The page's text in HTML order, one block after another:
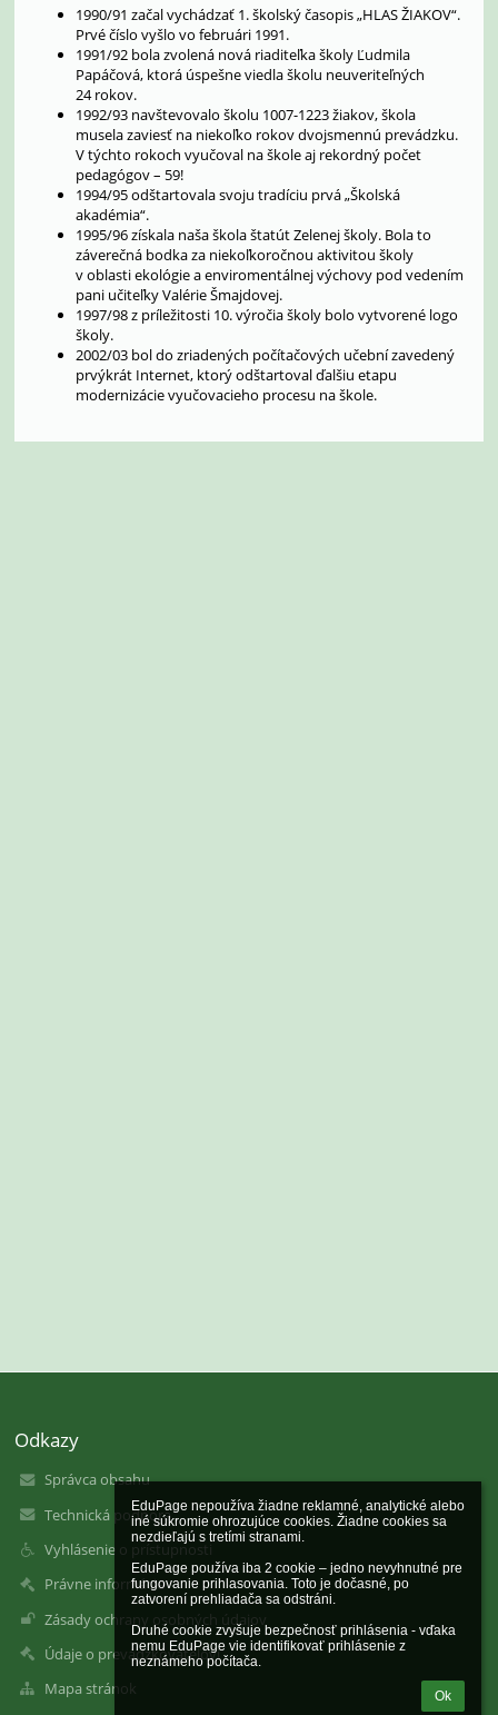
EduPage nepoužíva žiadne reklamné, analytické alebo
iné súkromie ohrozujúce cookies. Žiadne cookies sa
nezdieľajú s tretími stranami.
EduPage používa iba 2 cookie – jedno nevyhnutné pre
fungovanie prihlasovania. Toto je dočasné, po
zatvorení prehliadača sa odstráni.
Druhé cookie zvyšuje bezpečnosť prihlásenia - vďaka
nemu EduPage vie identifikovať prihlásenie z
neznámeho počítača.
Ok
1990/91 začal vychádzať 1. školský časopis „HLAS ŽIAKOV“.
Prvé číslo vyšlo vo februári 1991.
1991/92 bola zvolená nová riaditeľka školy Ľudmila
Papáčová, ktorá úspešne viedla školu neuveriteľných
24 rokov.
1992/93 navštevovalo školu 1007-1223 žiakov, škola
musela zaviesť na niekoľko rokov dvojsmennú prevádzku.
V týchto rokoch vyučoval na škole aj rekordný počet
pedagógov – 59!
1994/95 odštartovala svoju tradíciu prvá „Školská
akadémia“.
1995/96 získala naša škola štatút Zelenej školy. Bola to
záverečná bodka za niekoľkoročnou aktivitou školy
v oblasti ekológie a enviromentálnej výchovy pod vedením
pani učiteľky Valérie Šmajdovej.
1997/98 z príležitosti 10. výročia školy bolo vytvorené logo
školy.
2002/03 bol do zriadených počítačových učební zavedený
prvýkrát Internet, ktorý odštartoval ďalšiu etapu
modernizácie vyučovacieho procesu na škole.
Odkazy
Správca obsahu
Technická podpora
Vyhlásenie o prístupnosti
Právne informácie
Zásady ochrany osobných údajov
Údaje o prevádzkovateľovi
Mapa stránok